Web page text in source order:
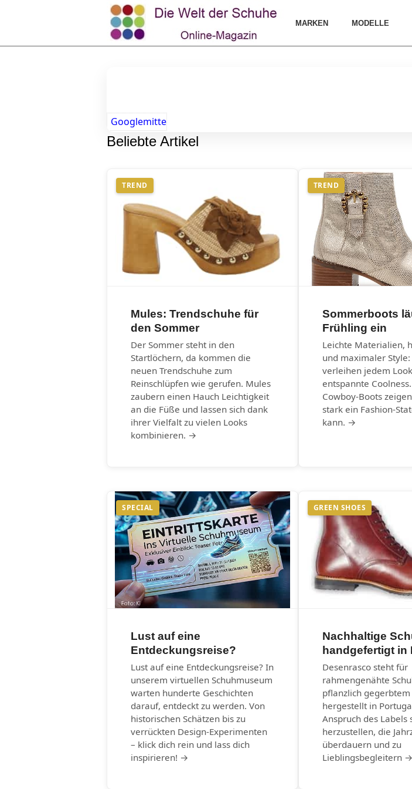
MARKEN MODELLE
Googlemitte
Beliebte Artikel
TREND
Mules: Trendschuhe für
den Sommer
Der Sommer steht in den
Startlöchern, da kommen die
neuen Trendschuhe zum
Reinschlüpfen wie gerufen. Mules
zaubern einen Hauch Leichtigkeit
an die Füße und lassen sich dank
ihrer Vielfalt zu vielen Looks
kombinieren. →
TREND
Sommerboots
Frühling ein
Leichte Materialien,
und maximaler
verleihen jedem
entspannte
Cowboy-Boots
stark ein Fashion-
kann. →
SPECIAL
Lust auf eine
Entdeckungsreise?
Lust auf eine Entdeckungsreise? In
unserem virtuellen Schuhmuseum
warten hunderte Geschichten
darauf, entdeckt zu werden. Von
historischen Schätzen bis zu
verrückten Design-Experimenten
– klick dich rein und lass dich
inspirieren! →
GREEN SHOES
Nachhaltige
handgefertigt in
Desenrasco steht für
rahmengenähte
pflanzlich gegerbtem
hergestellt in
Anspruch des Labels
herzustellen, die
überdauern und zu
Lieblingsbegleitern →